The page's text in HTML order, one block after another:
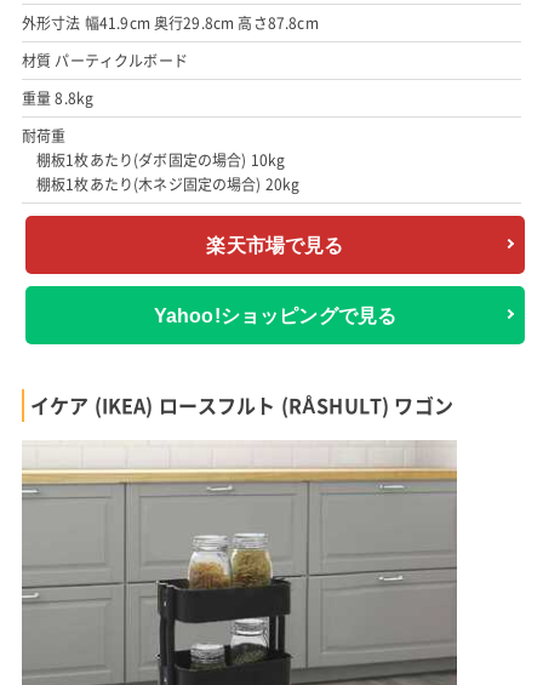
外形寸法 幅41.9cm 奥行29.8cm 高さ87.8cm
材質 パーティクルボード
重量 8.8kg
耐荷重
棚板1枚あたり(ダボ固定の場合) 10kg
棚板1枚あたり(木ネジ固定の場合) 20kg
楽天市場で見る
Yahoo!ショッピングで見る
イケア (IKEA) ロースフルト (RÅSHULT) ワゴン